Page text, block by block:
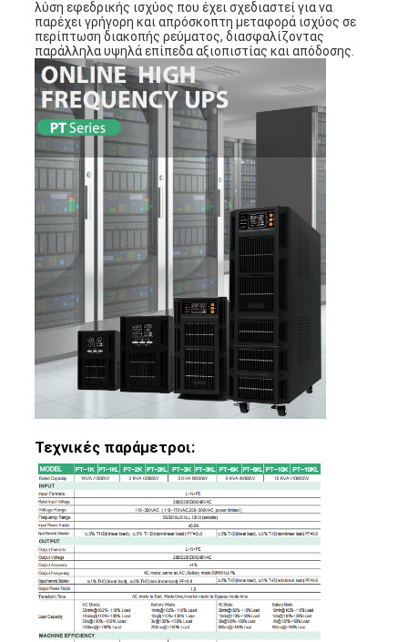
λύση εφεδρικής ισχύος που έχει σχεδιαστεί για να
παρέχει γρήγορη και απρόσκοπτη μεταφορά ισχύος σε
περίπτωση διακοπής ρεύματος, διασφαλίζοντας
παράλληλα υψηλά επίπεδα αξιοπιστίας και απόδοσης.
Τεχνικές παράμετροι: